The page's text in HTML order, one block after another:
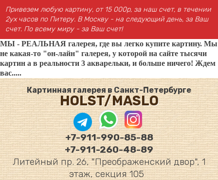
Привезем любую картину, от 15 000р, за наш счет, в течении
2ух часов по Питеру. В Москву - на следующий день, за Ваш
счет. По всему миру - за Ваш счет!
МЫ - РЕАЛЬНАЯ галерея, где вы легко купите картину. Мы
не какая-то "он-лайн" галерея, у которой на сайте тысячи
картин а в реальности 3 акварельки, и больше ничего! Ждем
вас.....
Картинная галерея в Санкт-Петербурге
HOLST/MASLO
+7-911-990-85-88
+7-911-260-48-89
Литейный пр. 26, "Преображенский двор", 1
этаж, секция 105